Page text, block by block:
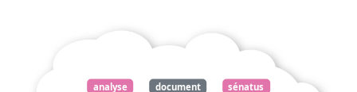
analyse document sénatus